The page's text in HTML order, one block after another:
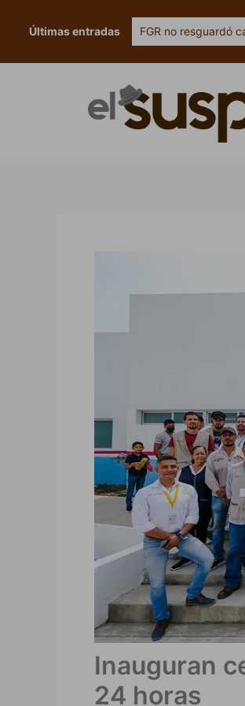
Últimas entradas FGR no resguardó
Inauguran
24 horas